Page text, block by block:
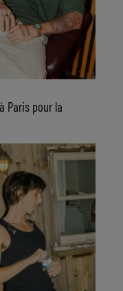
Paris pour la